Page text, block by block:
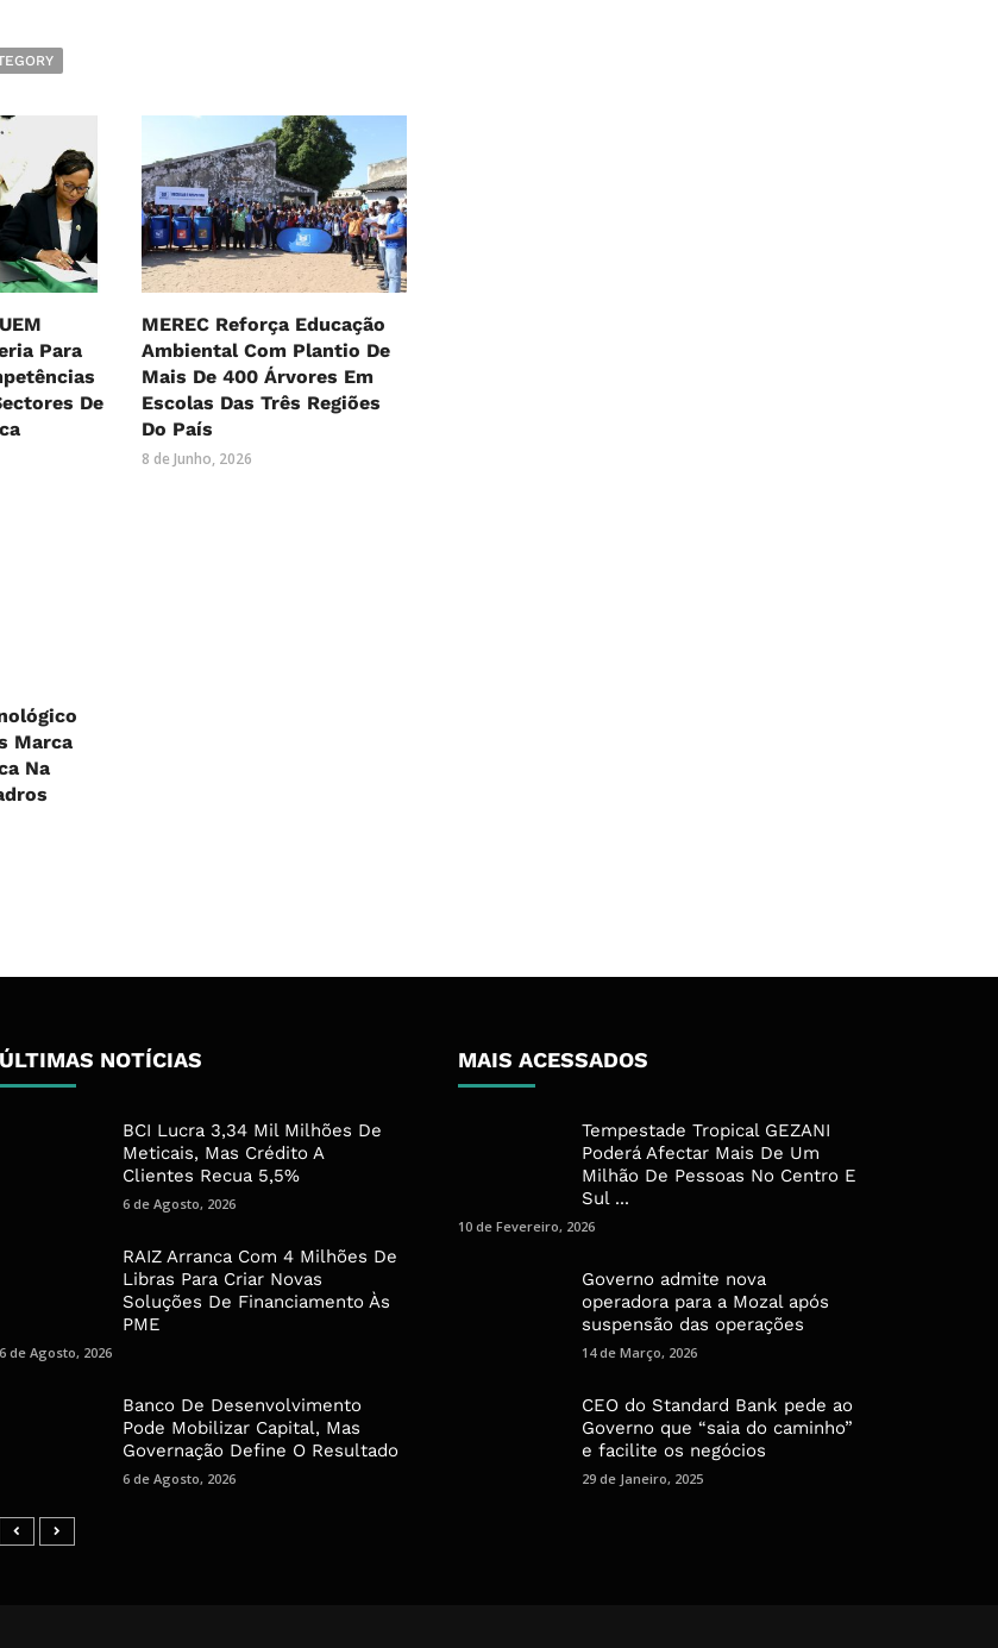
Para
De
MEREC Reforça Educação
Ambiental Com Plantio De
Mais De 400 Árvores Em
Escolas Das Três Regiões
Do País
8 de Junho, 2026
Marca
Na
ÚLTIMAS NOTÍCIAS
BCI Lucra 3,34 Mil Milhões De
Meticais, Mas Crédito A
Clientes Recua 5,5%
6 de Agosto, 2026
RAIZ Arranca Com 4 Milhões De
Libras Para Criar Novas
Soluções De Financiamento Às
PME
6 de Agosto, 2026
Banco De Desenvolvimento
Pode Mobilizar Capital, Mas
Governação Define O Resultado
6 de Agosto, 2026
MAIS ACESSADOS
Tempestade Tropical GEZANI
Poderá Afectar Mais De Um
Milhão De Pessoas No Centro E
Sul ...
10 de Fevereiro, 2026
Governo admite nova
operadora para a Mozal após
suspensão das operações
14 de Março, 2026
CEO do Standard Bank pede ao
Governo que “saia do caminho”
e facilite os negócios
29 de Janeiro, 2025